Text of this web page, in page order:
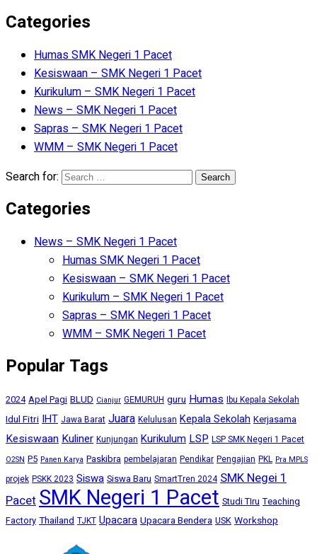
Categories
Humas SMK Negeri 1 Pacet
Kesiswaan – SMK Negeri 1 Pacet
Kurikulum – SMK Negeri 1 Pacet
News – SMK Negeri 1 Pacet
Sapras – SMK Negeri 1 Pacet
WMM – SMK Negeri 1 Pacet
Search for:
Categories
News – SMK Negeri 1 Pacet
Humas SMK Negeri 1 Pacet
Kesiswaan – SMK Negeri 1 Pacet
Kurikulum – SMK Negeri 1 Pacet
Sapras – SMK Negeri 1 Pacet
WMM – SMK Negeri 1 Pacet
Popular Tags
2024 Apel Pagi BLUD Cianjur GEMURUH guru Humas Ibu Kepala Sekolah
Idul Fitri IHT Jawa Barat Juara Kelulusan Kepala Sekolah Kerjasama
Kesiswaan Kuliner Kunjungan Kurikulum LSP LSP SMK Negeri 1 Pacet
O2SN P5 Panen Karya Paskibra pembelajaran Pendikar Pengajian PKL Pra MPLS
projek PSKK 2023 Siswa Siswa Baru SmartTren 2024 SMK Negei 1
PacetSMK Negeri 1 Pacet Studi TIru Teaching
Factory Thailand TJKT Upacara Upacara Bendera USK Workshop